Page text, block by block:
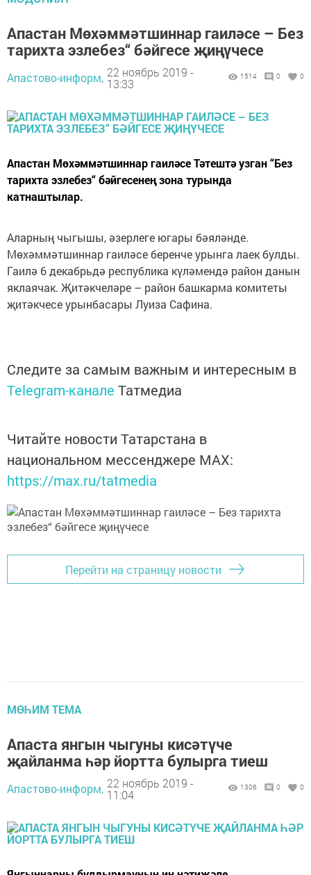
Апастан Мөхәммәтшиннар гаиләсе – Без
тарихта эзлебез“ бәйгесе җиңүчесе
Апастово-информ, 22 ноябрь 2019 -
13:33
1514 0 0
Апастан Мөхәммәтшиннар гаиләсе Тәтештә узган “Без
тарихта эзлебез“ бәйгесенең зона турында
катнаштылар.
Аларның чыгышы, әзерлеге югары бәяләнде.
Мөхәммәтшиннар гаиләсе беренче урынга лаек булды.
Гаилә 6 декабрьдә республика күләмендә район данын
яклаячак. Җитәкчеләре – район башкарма комитеты
җитәкчесе урынбасары Луиза Сафина.
Следите за самым важным и интересным в
Telegram-канале Татмедиа
Читайте новости Татарстана в
национальном мессенджере MАХ:
https://max.ru/tatmedia
Перейти на страницу новости
МӨҺИМ ТЕМА
Апаста янгын чыгуны кисәтүче
җайланма һәр йортта булырга тиеш
Апастово-информ, 22 ноябрь 2019 -
11:04
1306 0 0